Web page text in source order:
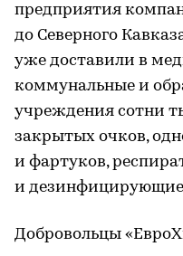
предприятия
до Северного
уже доставили в
коммунальные и
учреждения сотни
закрытых очков,
и фартуков,
и дезинфицирующие
Добровольцы